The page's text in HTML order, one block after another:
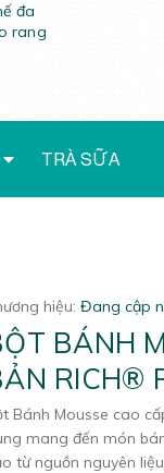
đa
rang
TRÀ SỮA
hiệu: Đang cập
BÁNH
RICH®
Bánh Mousse cao
mang đến món
từ nguồn nguyên